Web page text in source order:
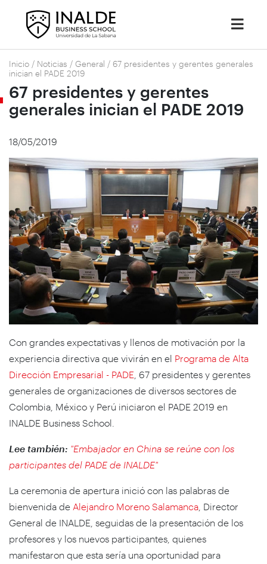
Inicio / Noticias / General / 67 presidentes y gerentes generales
inician el PADE 2019
67 presidentes y gerentes
generales inician el PADE 2019
18/05/2019
Con grandes expectativas y llenos de motivación por la
experiencia directiva que vivirán en el Programa de Alta
Dirección Empresarial - PADE , 67 presidentes y gerentes
generales de organizaciones de diversos sectores de
Colombia, México y Perú iniciaron el PADE 2019 en
INALDE Business School.
Lee también: "Embajador en China se reúne con los
participantes del PADE de INALDE"
La ceremonia de apertura inició con las palabras de
bienvenida de Alejandro Moreno Salamanca , Director
General de INALDE, seguidas de la presentación de los
profesores y los nuevos participantes, quienes
manifestaron que esta sería una oportunidad para